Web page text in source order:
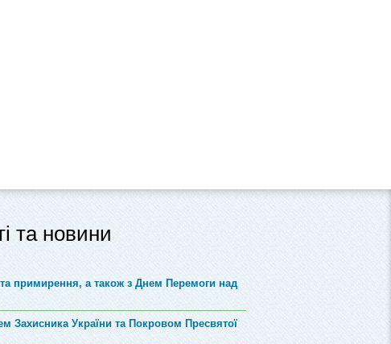
та новини
примирення, а також з Днем Перемоги над
Захисника України та Покровом Пресвятої